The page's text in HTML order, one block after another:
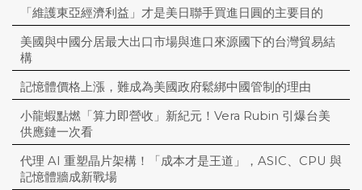
「維護東亞經濟利益」才是美日聯手買進日圓的主要目的
美國與中國分居最大出口市場與進口來源國下的台灣貿易結
構
記憶體價格上漲，難成為美國政府鬆綁中國管制的理由
小龍蝦點燃「算力即營收」新紀元！Vera Rubin 引爆台美
供應鏈一次看
代理 AI 重塑晶片架構！「成本才是王道」，ASIC、CPU 與
記憶體牆成新戰場